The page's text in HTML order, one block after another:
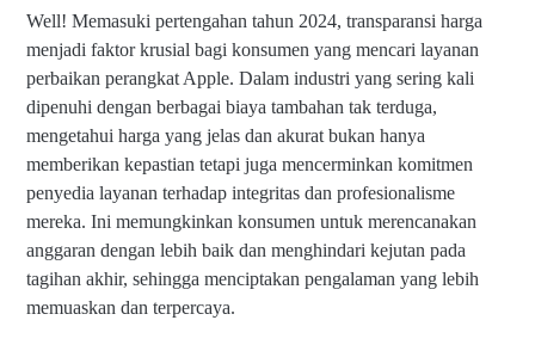
Well! Memasuki pertengahan tahun 2024, transparansi harga
menjadi faktor krusial bagi konsumen yang mencari layanan
perbaikan perangkat Apple. Dalam industri yang sering kali
dipenuhi dengan berbagai biaya tambahan tak terduga,
mengetahui harga yang jelas dan akurat bukan hanya
memberikan kepastian tetapi juga mencerminkan komitmen
penyedia layanan terhadap integritas dan profesionalisme
mereka. Ini memungkinkan konsumen untuk merencanakan
anggaran dengan lebih baik dan menghindari kejutan pada
tagihan akhir, sehingga menciptakan pengalaman yang lebih
memuaskan dan terpercaya.